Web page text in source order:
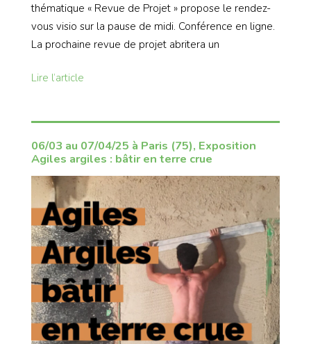
thématique « Revue de Projet » propose le rendez-
vous visio sur la pause de midi. Conférence en ligne.
La prochaine revue de projet abritera un
Lire l’article
06/03 au 07/04/25 à Paris (75), Exposition
Agiles argiles : bâtir en terre crue